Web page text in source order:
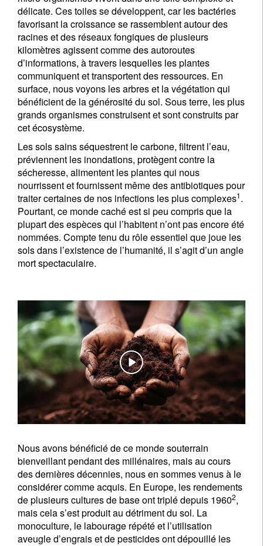
délicate. Ces toiles se développent, car les bactéries
favorisant la croissance se rassemblent autour des
racines et des réseaux fongiques de plusieurs
kilomètres agissent comme des autoroutes
d’informations, à travers lesquelles les plantes
communiquent et transportent des ressources. En
surface, nous voyons les arbres et la végétation qui
bénéficient de la générosité du sol. Sous terre, les plus
grands organismes construisent et sont construits par
cet écosystème.
Les sols sains séquestrent le carbone, filtrent l’eau,
préviennent les inondations, protègent contre la
sécheresse, alimentent les plantes qui nous
nourrissent et fournissent même des antibiotiques pour
traiter certaines de nos infections les plus complexes1.
Pourtant, ce monde caché est si peu compris que la
plupart des espèces qui l’habitent n’ont pas encore été
nommées. Compte tenu du rôle essentiel que joue les
sols dans l’existence de l’humanité, il s’agit d’un angle
mort spectaculaire.
Nous avons bénéficié de ce monde souterrain
bienveillant pendant des millénaires, mais au cours
des dernières décennies, nous en sommes venus à le
considérer comme acquis. En Europe, les rendements
de plusieurs cultures de base ont triplé depuis 19602,
mais cela s’est produit au détriment du sol. La
monoculture, le labourage répété et l’utilisation
aveugle d’engrais et de pesticides ont dépouillé les